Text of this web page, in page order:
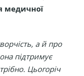
медичної
а й про
підтримує
Цьогоріч